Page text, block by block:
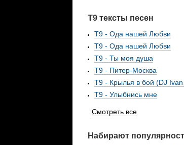
Т9 тексты песен
Т9 - Ода нашей Любви
Т9 - Ода нашей Любви
Т9 - Ты моя душа
Т9 - Питер-Москва
Т9 - Крылья в бой (DJ
Т9 - Улыбнись мне
Смотреть все
Набирают